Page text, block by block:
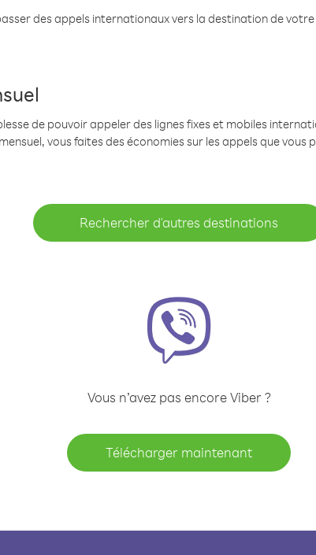
des appels internationaux vers la destination de
de pouvoir appeler des lignes fixes et mobiles
vous faites des économies sur les appels que vous
Rechercher d'autres destinations
Vous n’avez pas encore Viber ?
Télécharger maintenant